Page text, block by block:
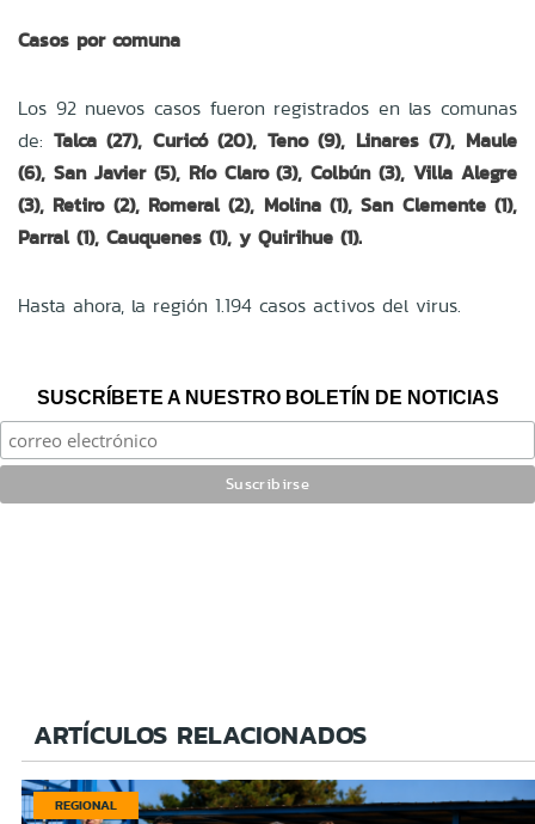
Casos por comuna
Los 92 nuevos casos fueron registrados en las comunas
de: Talca (27), Curicó (20), Teno (9), Linares (7), Maule
(6), San Javier (5), Río Claro (3), Colbún (3), Villa Alegre
(3), Retiro (2), Romeral (2), Molina (1), San Clemente (1),
Parral (1), Cauquenes (1), y Quirihue (1).
Hasta ahora, la región 1.194 casos activos del virus.
SUSCRÍBETE A NUESTRO BOLETÍN DE NOTICIAS
ARTÍCULOS RELACIONADOS
REGIONAL